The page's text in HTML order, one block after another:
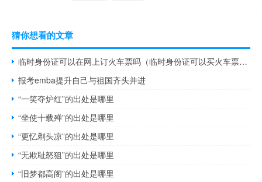
猜你想看的文章
临时身份证可以在网上订火车票吗（临时身份证可以买火车票吗）
报考emba提升自己与祖国齐头并进
“一笑夺炉红”的出处是哪里
“坐使十载殚”的出处是哪里
“更忆剃头凉”的出处是哪里
“无欺耻怒狙”的出处是哪里
“旧梦都高阁”的出处是哪里